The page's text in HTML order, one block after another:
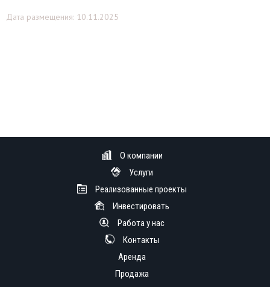
Дата размещения: 10.11.2025
О компании
Услуги
Реализованные проекты
Инвестировать
Работа у нас
Контакты
Аренда
Продажа